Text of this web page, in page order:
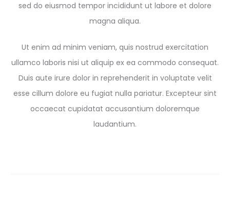
sed do eiusmod tempor incididunt ut labore et dolore
magna aliqua.
Ut enim ad minim veniam, quis nostrud exercitation
ullamco laboris nisi ut aliquip ex ea commodo consequat.
Duis aute irure dolor in reprehenderit in voluptate velit
esse cillum dolore eu fugiat nulla pariatur. Excepteur sint
occaecat cupidatat accusantium doloremque
laudantium.